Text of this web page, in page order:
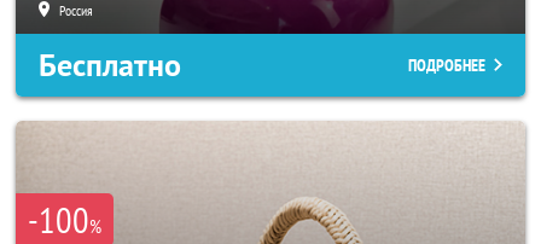
Россия
Бесплатно ПОДРОБНЕЕ
-100%